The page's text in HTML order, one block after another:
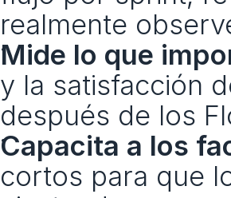
realmente
Mide lo que
y la satisfacción
después de los
Capacita a los
cortos para que